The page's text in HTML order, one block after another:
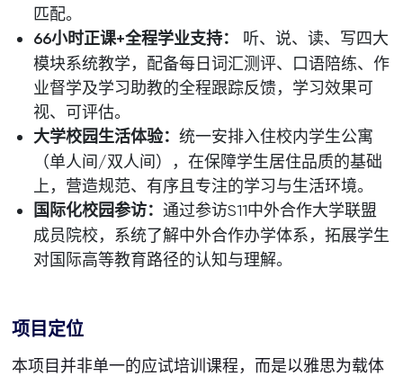
匹配。
66小时正课+全程学业支持：
听、说、读、写四大
模块系统教学，配备每日词汇测评、口语陪练、作
业督学及学习助教的全程跟踪反馈，学习效果可
视、可评估。
大学校园生活体验：统一安排入住校内学生公寓
（单人间/双人间），在保障学生居住品质的基础
上，营造规范、有序且专注的学习与生活环境。
国际化校园参访：通过参访S11中外合作大学联盟
成员院校，系统了解中外合作办学体系，拓展学生
对国际高等教育路径的认知与理解。
项目定位
本项目并非单一的应试培训课程，而是以雅思为载体